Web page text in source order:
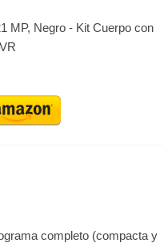
MP, Negro - Kit Cuerpo con
completo (compacta y